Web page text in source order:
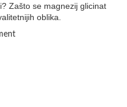
Zašto se magnezij glicinat
oblika.